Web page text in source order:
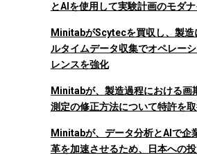
とAIを使用して実験計画のモダ
MinitabがScytecを買収し、製造
ルタイムデータ収集でオペレー
レンスを強化
Minitabが、製造過程における画
測定の修正方法について特許を
Minitabが、データ分析とAIで企
革を加速させるため、日本への